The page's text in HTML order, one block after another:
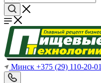
Минск +375 (29) 110-20-01